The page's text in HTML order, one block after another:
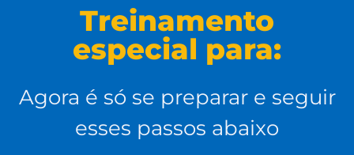
Treinamento
especial para:
Agora é só se preparar e seguir
esses passos abaixo